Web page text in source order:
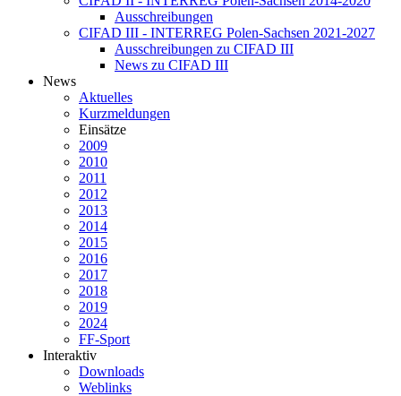
Ausschreibungen
CIFAD III - INTERREG Polen-Sachsen 2021-2027
Ausschreibungen zu CIFAD III
News zu CIFAD III
News
Aktuelles
Kurzmeldungen
Einsätze
2009
2010
2011
2012
2013
2014
2015
2016
2017
2018
2019
2024
FF-Sport
Interaktiv
Downloads
Weblinks